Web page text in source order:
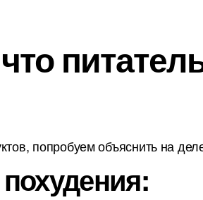
попробуем объяснить на